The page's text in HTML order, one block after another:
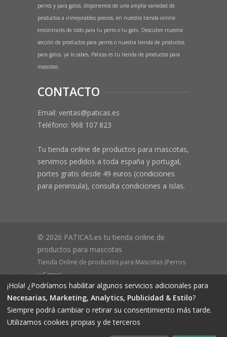
perros y para gatos, disponemos de una amplia variedad de
productos a inmejorables precios, en nuestra tienda online
encontrarás de todo para tu perro o tu gato. Descubre nuestra
sección de productos para perros o nuestra tienda de productos
para gatos, ya lo sabes, Paticas es tu tienda de productos para
mascotas.
CONTACTO
Email: ventas@paticas.es
Teléfono: 968 107 823
Tu tienda online de productos para mascotas,
servimos pedidos a toda españa y portugal,
portes gratis desde 49 euros (condiciones
para peninsula), consulta condiciones a Islas.
© 2026 PATICAS.es tu tienda online de
productos para mascotas
Tienda Online de productos para Mascotas (Perros
y Gatos)
CIF B73648305 Domicilio: Av Monteazahar, 4 1º Izq,
30570, Beniaján (MURCIA) - ESPAÑA Inscrita en el
Registro Mercantil de Murcia Hoja MU-72366, Tomo
2719, Folio 76.
¡Hola! ¿Podríamos habilitar algunos servicios adicionales para
Necesarias, Marketing, Analytics, Publicidad & Estilo?
Siempre podrá cambiar o retirar su consentimiento más tarde.
Utilizamos cookies propias y de terceros